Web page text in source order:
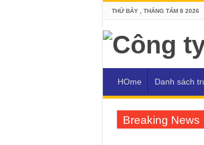
THỨ BẢY , THÁNG TÁM 8 2026
HOme Danh sách
Breaking News